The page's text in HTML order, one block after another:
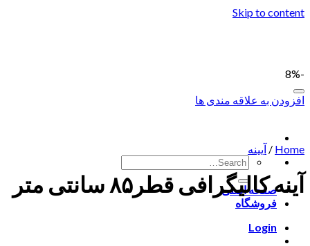
Skip to content
صفحه اصلی
فروشگاه
Login
-8%
افزودن به علاقه مندی ها
Home
/ آیینه
آینه کالیگرافی قطر۸۵ سانتی متر